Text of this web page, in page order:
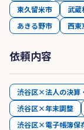
東久留米市
武蔵
あきる野市
西東
依頼内容
渋谷区×法人の決算
渋谷区×年末調整
渋谷区×電子帳簿保